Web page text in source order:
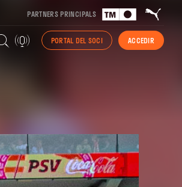
PARTNERS PRINCIPALS
PORTAL DEL SOCI ACCEDIR